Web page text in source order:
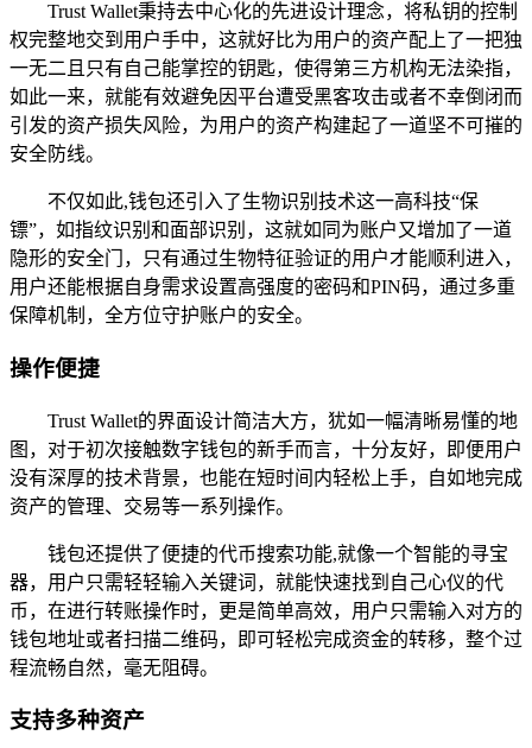
Trust Wallet秉持去中心化的先进设计理念，将私钥的控制
权完整地交到用户手中，这就好比为用户的资产配上了一把独
一无二且只有自己能掌控的钥匙，使得第三方机构无法染指，
如此一来，就能有效避免因平台遭受黑客攻击或者不幸倒闭而
引发的资产损失风险，为用户的资产构建起了一道坚不可摧的
安全防线。
不仅如此,钱包还引入了生物识别技术这一高科技“保
镖”，如指纹识别和面部识别，这就如同为账户又增加了一道
隐形的安全门，只有通过生物特征验证的用户才能顺利进入，
用户还能根据自身需求设置高强度的密码和PIN码，通过多重
保障机制，全方位守护账户的安全。
操作便捷
Trust Wallet的界面设计简洁大方，犹如一幅清晰易懂的地
图，对于初次接触数字钱包的新手而言，十分友好，即便用户
没有深厚的技术背景，也能在短时间内轻松上手，自如地完成
资产的管理、交易等一系列操作。
钱包还提供了便捷的代币搜索功能,就像一个智能的寻宝
器，用户只需轻轻输入关键词，就能快速找到自己心仪的代
币，在进行转账操作时，更是简单高效，用户只需输入对方的
钱包地址或者扫描二维码，即可轻松完成资金的转移，整个过
程流畅自然，毫无阻碍。
支持多种资产